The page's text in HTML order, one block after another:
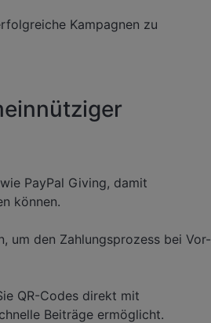
Kampagnen zu
PayPal Giving, damit
können.
um den Zahlungsprozess bei Vor-
QR-Codes direkt mit
Beiträge ermöglicht.